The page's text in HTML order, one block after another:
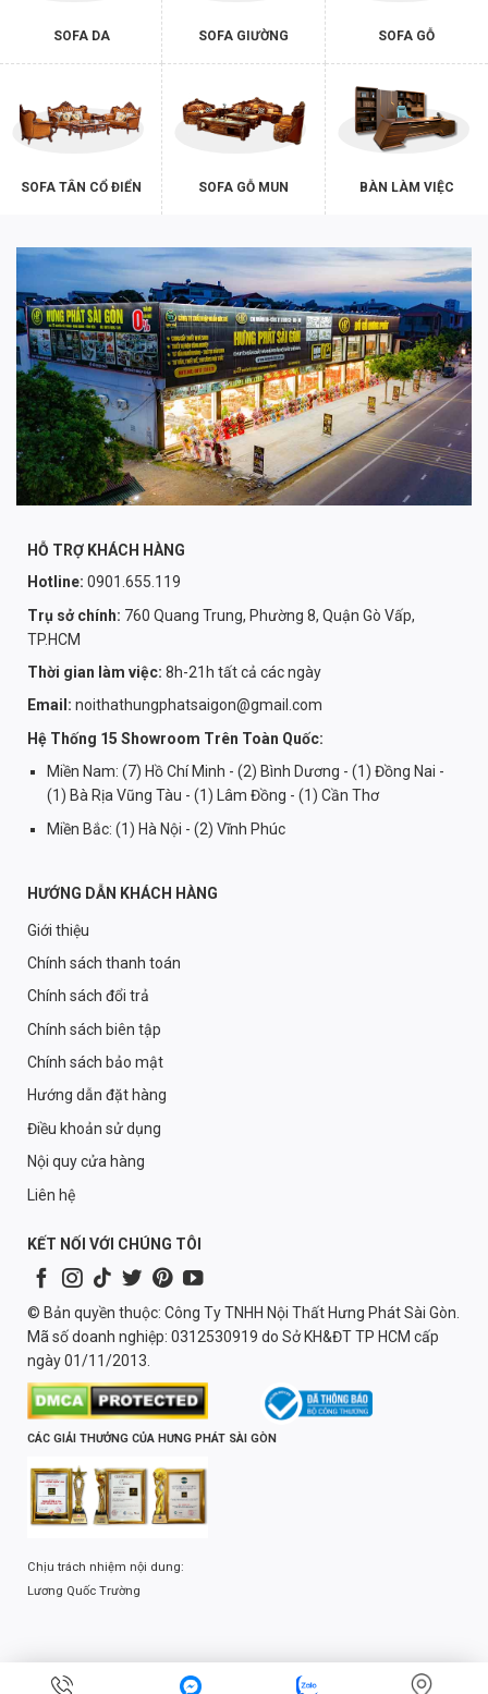
SOFA DA SOFA GIƯỜNG SOFA GỖ
SOFA TÂN CỔ ĐIỂN SOFA GỖ MUN BÀN LÀM VIỆC
HỖ TRỢ KHÁCH HÀNG
Hotline: 0901.655.119
Trụ sở chính: 760 Quang Trung, Phường 8, Quận Gò Vấp,
TP.HCM
Thời gian làm việc: 8h-21h tất cả các ngày
Email: noithathungphatsaigon@gmail.com
Hệ Thống 15 Showroom Trên Toàn Quốc:
Miền Nam: (7) Hồ Chí Minh - (2) Bình Dương - (1) Đồng Nai -
(1) Bà Rịa Vũng Tàu - (1) Lâm Đồng - (1) Cần Thơ
Miền Bắc: (1) Hà Nội - (2) Vĩnh Phúc
HƯỚNG DẪN KHÁCH HÀNG
Giới thiệu
Chính sách thanh toán
Chính sách đổi trả
Chính sách biên tập
Chính sách bảo mật
Hướng dẫn đặt hàng
Điều khoản sử dụng
Nội quy cửa hàng
Liên hệ
KẾT NỐI VỚI CHÚNG TÔI
© Bản quyền thuộc: Công Ty TNHH Nội Thất Hưng Phát Sài Gòn.
Mã số doanh nghiệp: 0312530919 do Sở KH&ĐT TP HCM cấp
ngày 01/11/2013.
CÁC GIẢI THƯỞNG CỦA HƯNG PHÁT SÀI GÒN
Chịu trách nhiệm nội dung:
Lương Quốc Trường